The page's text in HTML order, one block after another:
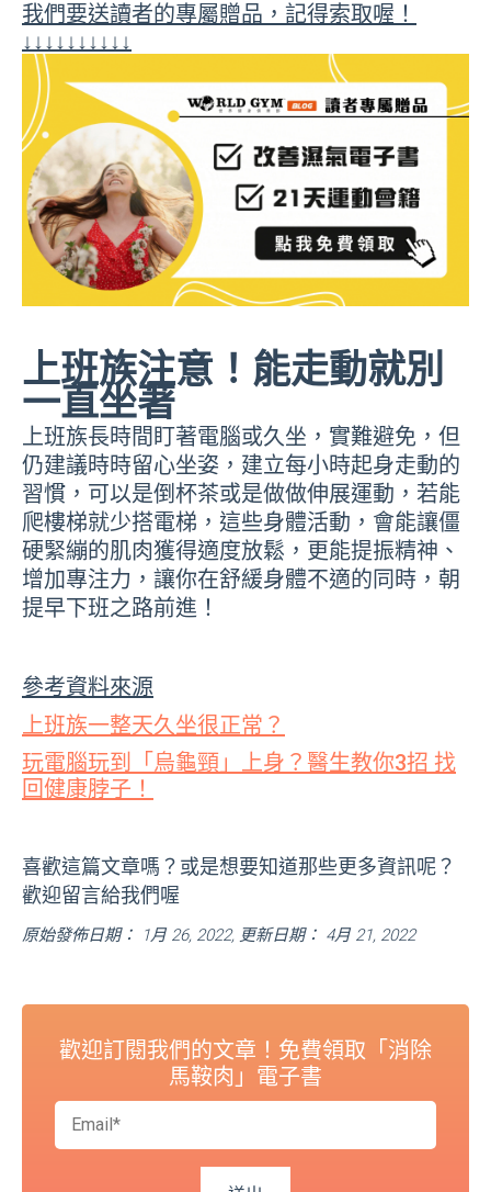
我們要送讀者的專屬贈品，記得索取喔！
↓↓↓↓↓↓↓↓↓↓
上班族注意！能走動就別
一直坐著
上班族長時間盯著電腦或久坐，實難避免，但
仍建議時時留心坐姿，建立每小時起身走動的
習慣，可以是倒杯茶或是做做伸展運動，若能
爬樓梯就少搭電梯，這些身體活動，會能讓僵
硬緊繃的肌肉獲得適度放鬆，更能提振精神、
增加專注力，讓你在舒緩身體不適的同時，朝
提早下班之路前進！
參考資料來源
上班族一整天久坐很正常？
玩電腦玩到「烏龜頸」上身？醫生教你3招 找
回健康脖子！
喜歡這篇文章嗎？或是想要知道那些更多資訊呢？
歡迎留言給我們喔
原始發佈日期： 1月 26, 2022, 更新日期： 4月 21, 2022
歡迎訂閱我們的文章！免費領取「消除
馬鞍肉」電子書